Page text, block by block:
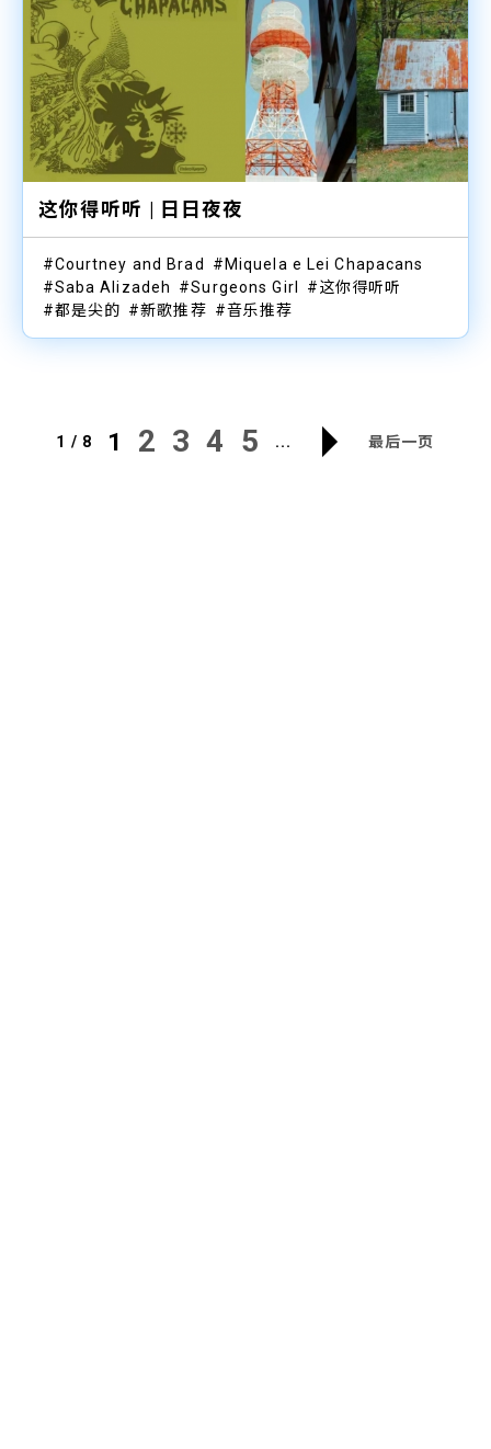
这你得听听 | 日日夜夜
Courtney and Brad
Miquela e Lei Chapacans
Saba Alizadeh
Surgeons Girl
这你得听听
都是尖的
新歌推荐 音乐推荐
1 / 8 1 2 3 4 5 ... 最后一页